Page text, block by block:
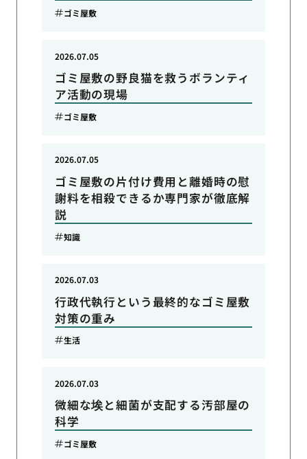
ゴミ屋敷
ゴミ屋敷の野良猫を救うボランティ
ア活動の現場
2026.07.05
ゴミ屋敷
ゴミ屋敷の片付け費用と離婚時の慰
謝料を相殺できるか専門家が徹底解
説
2026.07.05
知識
行政代執行という最終的なゴミ屋敷
対策の重み
2026.07.03
生活
微細な埃と細菌が支配する汚部屋の
科学
2026.07.03
ゴミ屋敷